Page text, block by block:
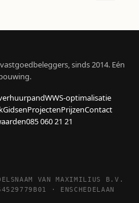
sinds 2014. Eén
WWS-optimalisatie
GidsenProjectenPrijzenContact
085 060 21 21
VAN MAXIMILIUS B.V.
· ENSCHEDELAAN